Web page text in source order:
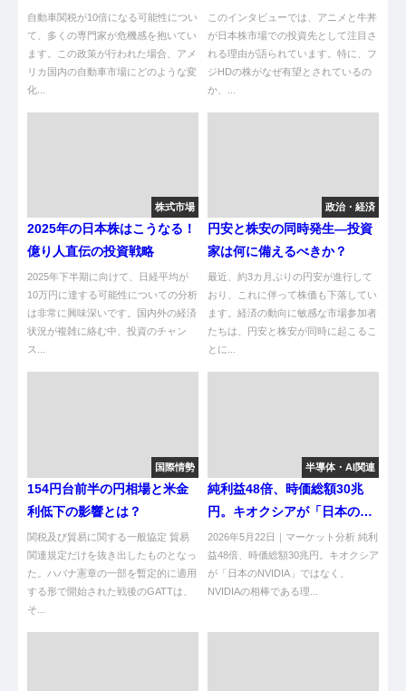
ての自動車業界
自動車関税が10倍になる可能性につい
て、多くの専門家が危機感を抱いてい
ます。この政策が行われた場合、アメ
リカ国内の自動車市場にどのような変
化...
このインタビューでは、アニメと牛丼
が日本株市場での投資先として注目さ
れる理由が語られています。特に、フ
ジHDの株がなぜ有望とされているの
か、...
株式市場
2025年の日本株はこうなる！
億り人直伝の投資戦略
2025年下半期に向けて、日経平均が
10万円に達する可能性についての分析
は非常に興味深いです。国内外の経済
状況が複雑に絡む中、投資のチャン
ス...
政治・経済
円安と株安の同時発生—投資
家は何に備えるべきか？
最近、約3カ月ぶりの円安が進行して
おり、これに伴って株価も下落してい
ます。経済の動向に敏感な市場参加者
たちは、円安と株安が同時に起こるこ
とに...
国際情勢
154円台前半の円相場と米金
利低下の影響とは？
関税及び貿易に関する一般協定 貿易
関連規定だけを抜き出したものとなっ
た。ハバナ憲章の一部を暫定的に適用
する形で開始された戦後のGATTは、
そ...
半導体・AI関連
純利益48倍、時価総額30兆
円。キオクシアが「日本の
NVIDIA」ではなく、NVIDIA
の相棒である理由
2026年5月22日｜マーケット分析 純利
益48倍、時価総額30兆円。キオクシア
が「日本のNVIDIA」ではなく、
NVIDIAの相棒である理...